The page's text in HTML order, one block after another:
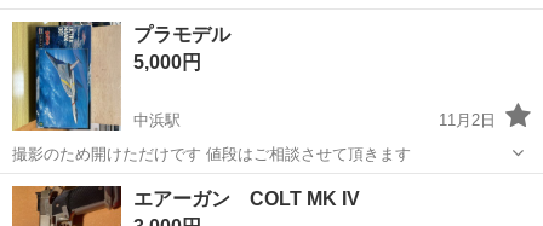
す鳥取 境港市
プラモデル
5,000円
中浜駅
11月2日
撮影のため開けただけです 値段はご相談させて頂きます
鳥取 境港市 中浜駅
エアーガン COLT MK IV